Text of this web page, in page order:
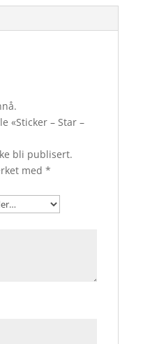
«Sticker – Star –
bli publisert.
med *